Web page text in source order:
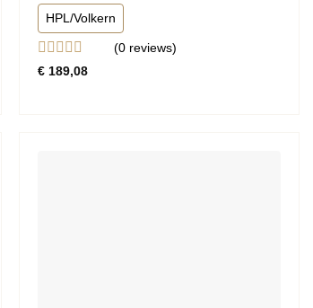
HPL/Volkern
Gewaardeerd
(0 reviews)
€ 189,08